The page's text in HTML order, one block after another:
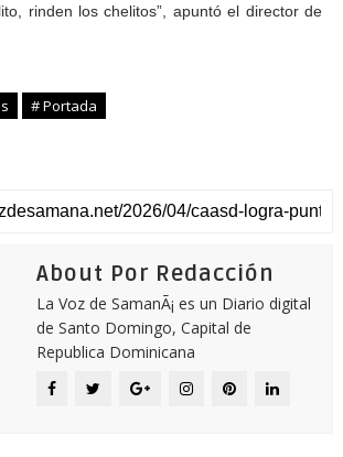
rinden los chelitos”, apuntó el director de
# Portada
About Por Redacción
La Voz de SamanÃ¡ es un Diario digital
de Santo Domingo, Capital de
Republica Dominicana